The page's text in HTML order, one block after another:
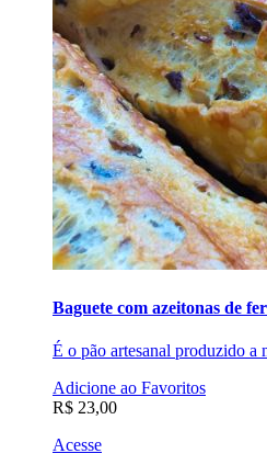
Baguete com azeitonas de
É o pão artesanal produzido a
Adicione ao Favoritos
R$ 23,00
Acesse